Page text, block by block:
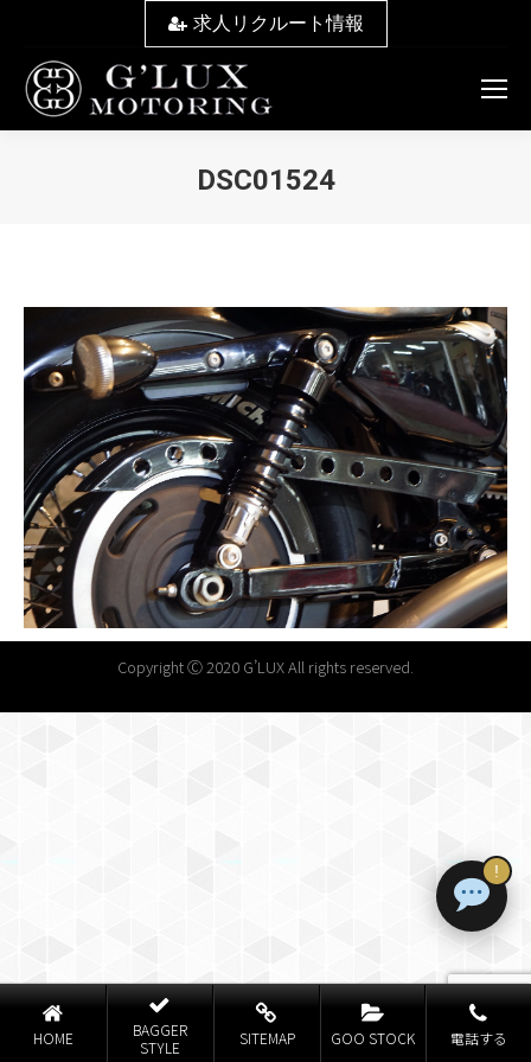
求人リクルート情報
DSC01524
Copyright Ⓒ 2020 G’LUX All rights reserved.
HOME
BAGGER
STYLE
SITEMAP GOO STOCK 電話する
!